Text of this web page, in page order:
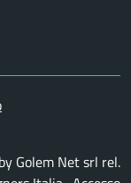
Golem Net srl rel.